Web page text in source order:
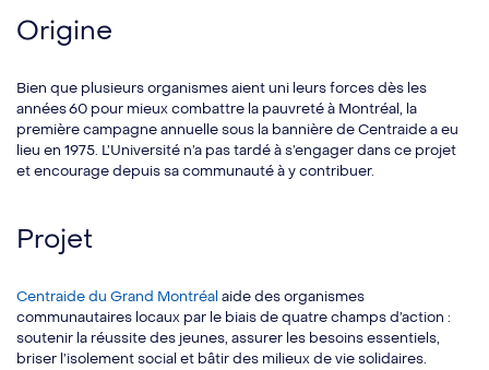
Origine
Bien que plusieurs organismes aient uni leurs forces dès les
années 60 pour mieux combattre la pauvreté à Montréal, la
première campagne annuelle sous la bannière de Centraide a eu
lieu en 1975. L’Université n’a pas tardé à s’engager dans ce projet
et encourage depuis sa communauté à y contribuer.
Projet
Centraide du Grand Montréal aide des organismes
communautaires locaux par le biais de quatre champs d’action :
soutenir la réussite des jeunes, assurer les besoins essentiels,
briser l’isolement social et bâtir des milieux de vie solidaires.